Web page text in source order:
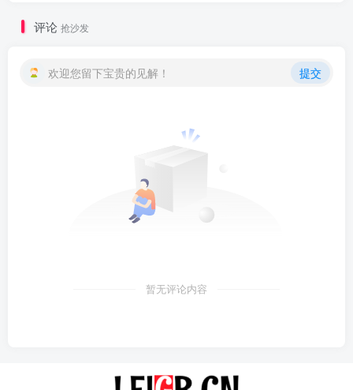
评论 抢沙发
欢迎您留下宝贵的见解！ 提交
暂无评论内容